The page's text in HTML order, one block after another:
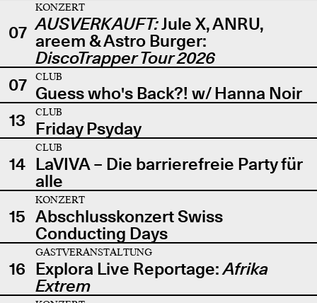
07
KONZERT
AUSVERKAUFT:Jule X, ANRU,
areem & Astro Burger:
DiscoTrapper Tour 2026
07
CLUB
Guess who's Back?! w/ Hanna Noir
13
CLUB
Friday Psyday
14
CLUB
LaVIVA – Die barrierefreie Party für
alle
15
KONZERT
Abschlusskonzert Swiss
Conducting Days
16
GASTVERANSTALTUNG
Explora Live Reportage:Afrika
Extrem